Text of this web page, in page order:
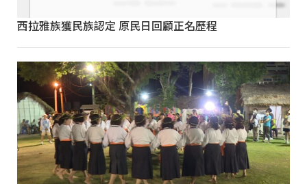
西拉雅族獲民族認定 原民日回顧正名歷程